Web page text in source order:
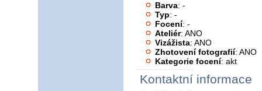
Barva: -
Typ: -
Focení: -
Ateliér: ANO
Vizážista: ANO
Zhotovení fotografií: ANO
Kategorie focení: akt
Kontaktní informace